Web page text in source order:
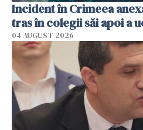
Incident în Crimeea
tras în colegii săi apoi a
04 AUGUST 2026